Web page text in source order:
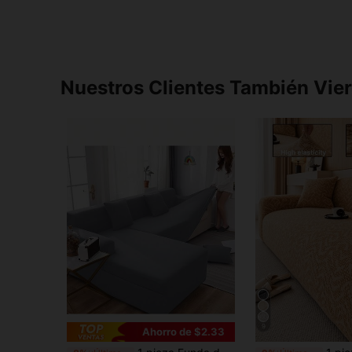
Nuestros Clientes También
Ahorro de $2.33